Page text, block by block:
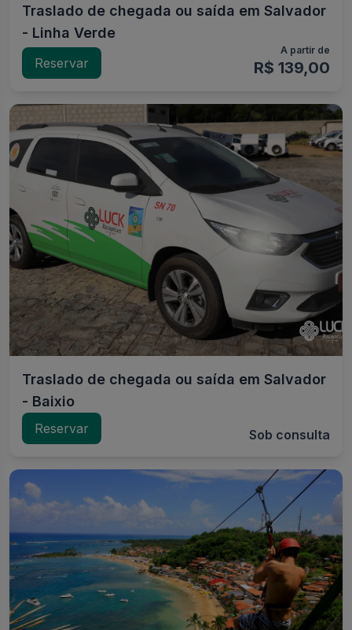
Traslado de chegada ou saída em Salvador
- Linha Verde
Reservar
A partir de
R$ 139,00
Traslado de chegada ou saída em Salvador
- Baixio
Reservar Sob consulta